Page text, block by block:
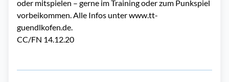
oder mitspielen – gerne im Training oder zum Punkspiel
vorbeikommen. Alle Infos unterwww.tt-
guendlkofen.de.
CC/FN 14.12.20